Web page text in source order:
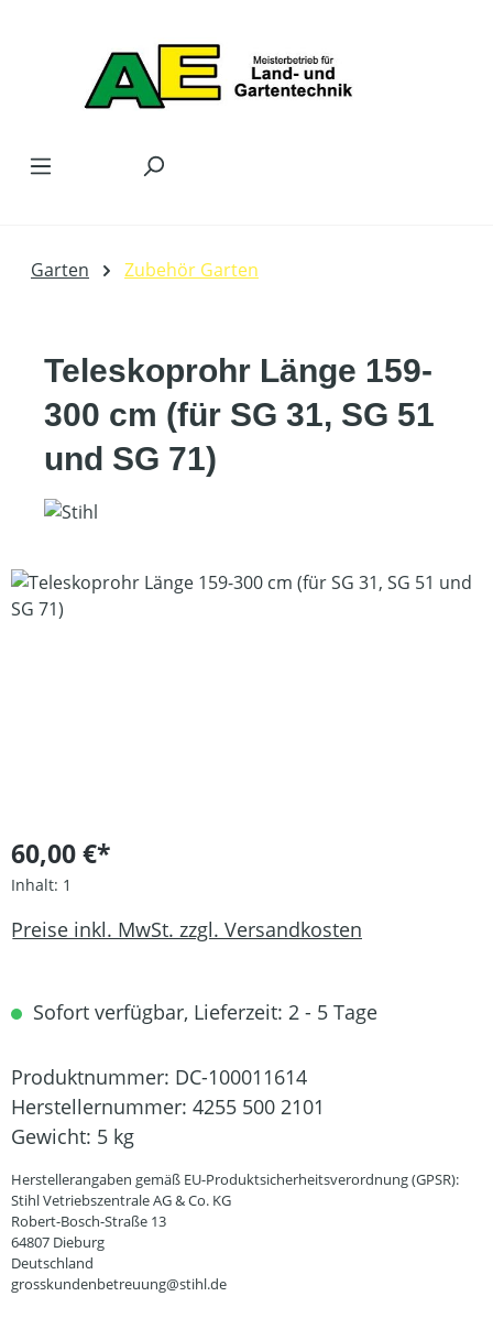
Garten Zubehör Garten
Teleskoprohr Länge 159-
300 cm (für SG 31, SG 51
und SG 71)
Bildergalerie überspringen
60,00 €*
Inhalt: 1
Preise inkl. MwSt. zzgl. Versandkosten
Sofort verfügbar, Lieferzeit: 2 - 5 Tage
Produktnummer: DC-100011614
Herstellernummer: 4255 500 2101
Gewicht: 5 kg
Herstellerangaben gemäß EU-Produktsicherheitsverordnung (GPSR):
Stihl Vetriebszentrale AG & Co. KG
Robert-Bosch-Straße 13
64807 Dieburg
Deutschland
grosskundenbetreuung@stihl.de